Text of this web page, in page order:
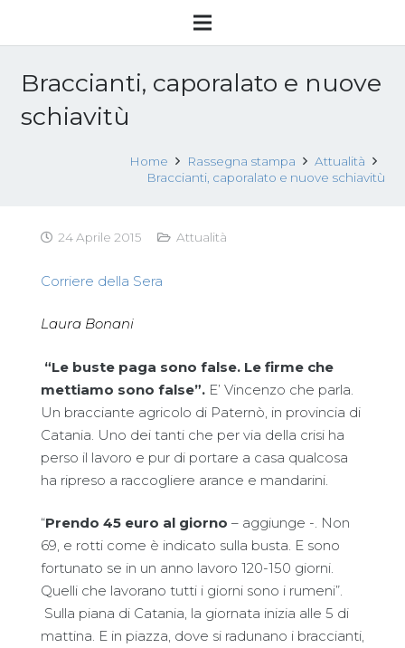
Braccianti, caporalato e nuove
schiavitù
Home Rassegna stampa
Attualità
Braccianti, caporalato e nuove schiavitù
24 Aprile 2015 Attualità
Corriere della Sera
Laura Bonani
“Le buste paga sono false. Le firme che
mettiamo sono false”. E’ Vincenzo che parla.
Un bracciante agricolo di Paternò, in provincia di
Catania. Uno dei tanti che per via della crisi ha
perso il lavoro e pur di portare a casa qualcosa
ha ripreso a raccogliere arance e mandarini.
“Prendo 45 euro al giorno – aggiunge -. Non
69, e rotti come è indicato sulla busta. E sono
fortunato se in un anno lavoro 120-150 giorni.
Quelli che lavorano tutti i giorni sono i rumeni”.
Sulla piana di Catania, la giornata inizia alle 5 di
mattina. E in piazza, dove si radunano i braccianti,